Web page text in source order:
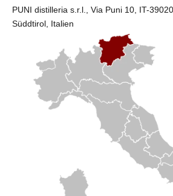
PUNI distilleria s.r.l.
, Via Puni 10, IT-
Süddtirol, Italien